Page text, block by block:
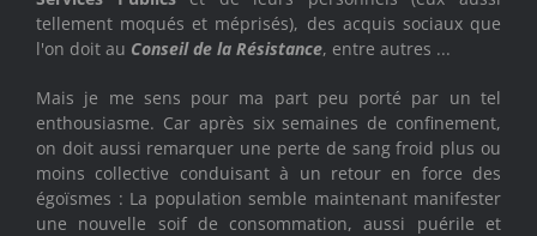
tellement moqués et méprisés), des acquis sociaux que
l'on doit au Conseil de la Résistance, entre autres ...
Mais je me sens pour ma part peu porté par un tel
enthousiasme. Car après six semaines de confinement,
on doit aussi remarquer une perte de sang froid plus ou
moins collective conduisant à un retour en force des
égoïsmes : La population semble maintenant manifester
une nouvelle soif de consommation, aussi puérile et